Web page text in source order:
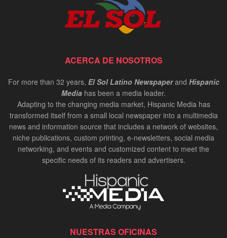
ACERCA DE NOSOTROS
For more than 32 years, El Sol Latino Newspaperand Hispanic
Media has been a media leader.
Adapting to the changing media market, Hispanic Media has
transformed itself from a small local newspaper into a multimedia
news and information source that includes a network of websites,
niche publications, custom printing, e-newsletters, social media
networking, and events and customized content to meet the
specific needs of its readers and advertisers.
NUESTRAS OFICINAS